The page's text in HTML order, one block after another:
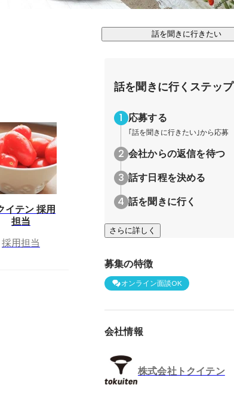
話を聞きに行きたい
イテン 採用
担当
採用担当
話を聞きに行くステップ
応募する
｢話を聞きに行きたい｣から応募
会社からの返信を待つ
話す日程を決める
話を聞きに行く
さらに詳しく
募集の特徴
オンライン面談OK
会社情報
株式会社トクイテン